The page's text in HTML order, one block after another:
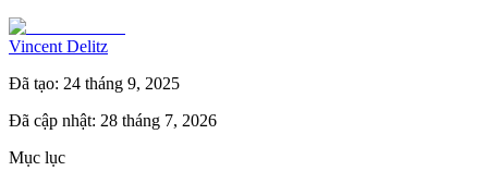
Vincent Delitz
Đã tạo: 24 tháng 9, 2025
Đã cập nhật: 28 tháng 7, 2026
Mục lục